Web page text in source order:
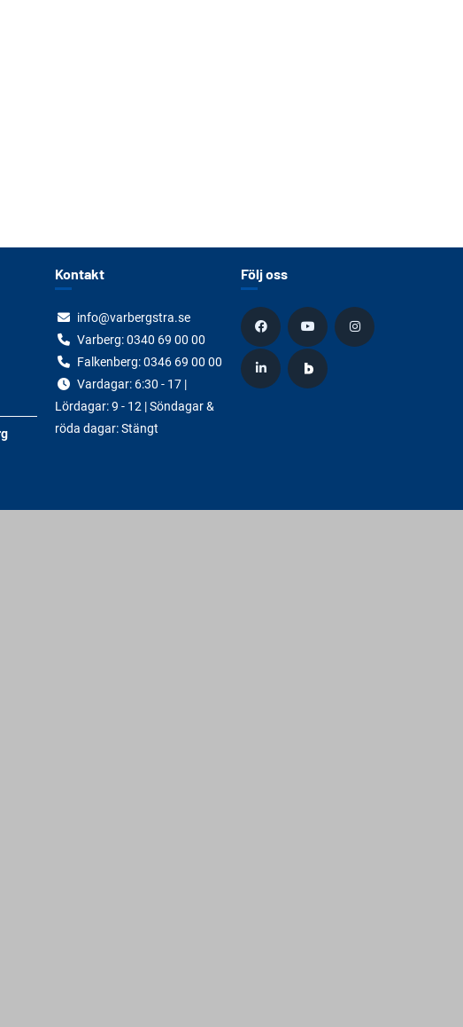
Kontakt
info@varbergstra.se
Varberg:0340 69 00 00
Falkenberg:0346 69 00 00
Vardagar: 6:30 - 17 |
Lördagar: 9 - 12 | Söndagar &
röda dagar: Stängt
Följ oss